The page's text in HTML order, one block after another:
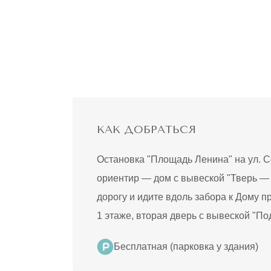
22360 ₽ 4990 ₽
КАК ДОБРАТЬСЯ
Остановка "Площадь Ленина" на ул.
ориентир — дом с вывеской "Тверь
дорогу и идите вдоль забора к Дому
1 этаже, вторая дверь с вывеской
Бесплатная (парковка у здания)